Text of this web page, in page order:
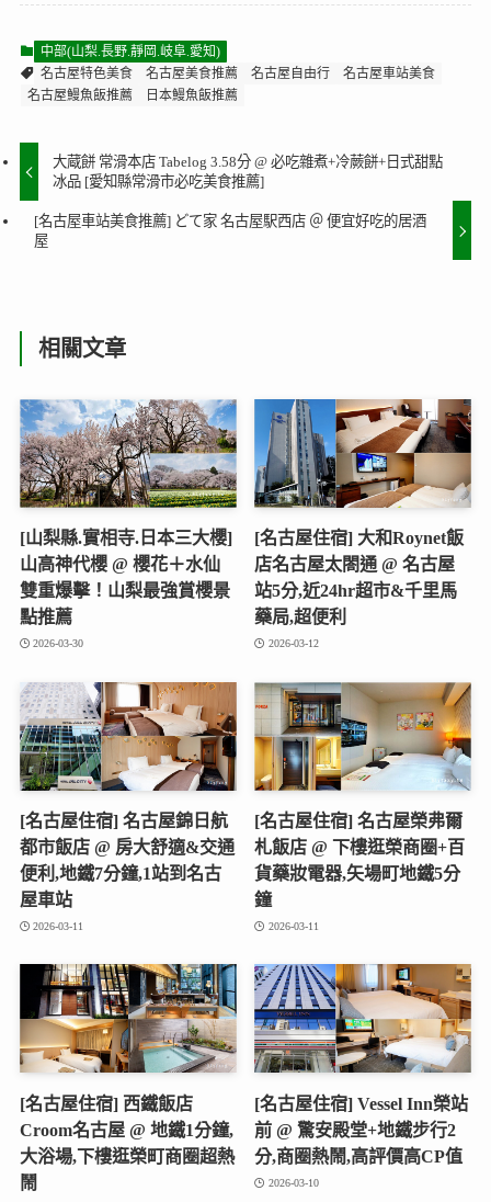
中部(山梨.長野.靜岡.岐阜.愛知)
名古屋特色美食
名古屋美食推薦 名古屋自由行
名古屋車站美食
名古屋鰻魚飯推薦
日本鰻魚飯推薦
大蔵餅 常滑本店 Tabelog 3.58分 @ 必吃雜煮+冷蕨餅+日式甜點
冰品 [愛知縣常滑市必吃美食推薦]
[名古屋車站美食推薦] どて家 名古屋駅西店 ＠ 便宜好吃的居酒
屋
相關文章
[山梨縣.實相寺.日本三大櫻]
山高神代櫻 @ 櫻花＋水仙
雙重爆擊！山梨最強賞櫻景
點推薦
2026-03-30
[名古屋住宿] 大和Roynet飯
店名古屋太閤通 @ 名古屋
站5分,近24hr超市&千里馬
藥局,超便利
2026-03-12
[名古屋住宿] 名古屋錦日航
都市飯店 @ 房大舒適&交通
便利,地鐵7分鐘,1站到名古
屋車站
2026-03-11
[名古屋住宿] 名古屋榮弗爾
札飯店 @ 下樓逛榮商圈+百
貨藥妝電器,矢場町地鐵5分
鐘
2026-03-11
[名古屋住宿] 西鐵飯店
Croom名古屋 @ 地鐵1分鐘,
大浴場,下樓逛榮町商圈超熱
鬧
[名古屋住宿] Vessel Inn榮站
前 @ 驚安殿堂+地鐵步行2
分,商圈熱鬧,高評價高CP值
2026-03-10